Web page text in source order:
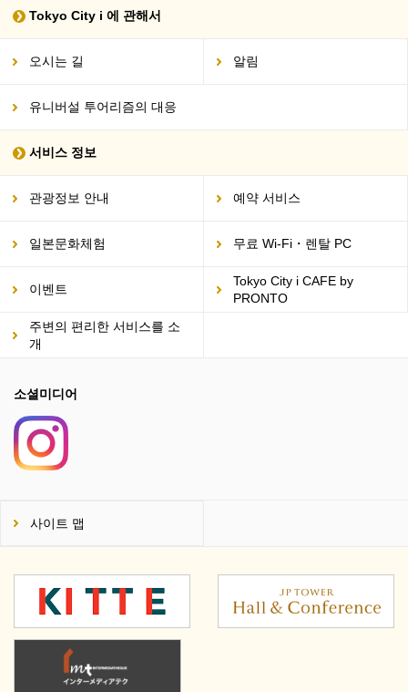
Tokyo City i 에 관해서
오시는 길 알림
유니버설 투어리즘의 대응
서비스 정보
관광정보 안내 예약 서비스
일본문화체험 무료 Wi-Fi・렌탈 PC
이벤트
Tokyo City i CAFE by
PRONTO
주변의 편리한 서비스를 소
개
소셜미디어
사이트 맵